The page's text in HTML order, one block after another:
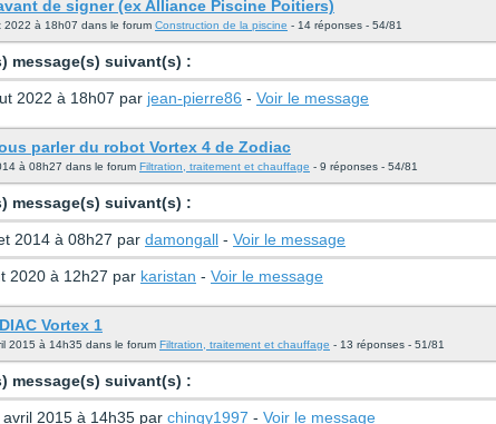
de signer (ex Alliance Piscine Poitiers)
2022 à 18h07 dans le forum Construction de la piscine - 14 réponses - 54/81
message(s) suivant(s) :
2022 à 18h07 par jean-pierre86 - Voir le message
parler du robot Vortex 4 de Zodiac
à 08h27 dans le forum Filtration, traitement et chauffage - 9 réponses - 54/81
message(s) suivant(s) :
2014 à 08h27 par damongall - Voir le message
2020 à 12h27 par karistan - Voir le message
Vortex 1
2015 à 14h35 dans le forum Filtration, traitement et chauffage - 13 réponses - 51/81
message(s) suivant(s) :
2015 à 14h35 par chingy1997 - Voir le message